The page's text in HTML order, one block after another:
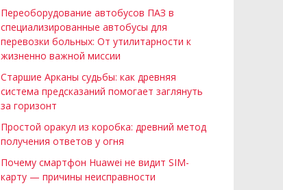
Переоборудование автобусов ПАЗ в
специализированные автобусы для
перевозки больных: От утилитарности к
жизненно важной миссии
Старшие Арканы судьбы: как древняя
система предсказаний помогает заглянуть
за горизонт
Простой оракул из коробка: древний метод
получения ответов у огня
Почему смартфон Huawei не видит SIM-
карту — причины неисправности